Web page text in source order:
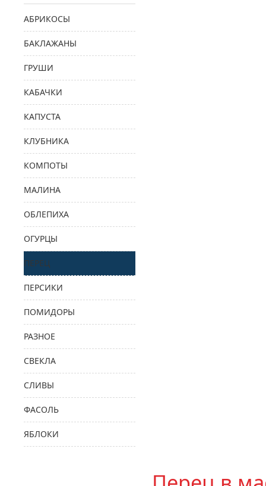
АБРИКОСЫ
БАКЛАЖАНЫ
ГРУШИ
КАБАЧКИ
КАПУСТА
КЛУБНИКА
КОМПОТЫ
МАЛИНА
ОБЛЕПИХА
ОГУРЦЫ
ПЕРЕЦ
ПЕРСИКИ
ПОМИДОРЫ
РАЗНОЕ
СВЕКЛА
СЛИВЫ
ФАСОЛЬ
ЯБЛОКИ